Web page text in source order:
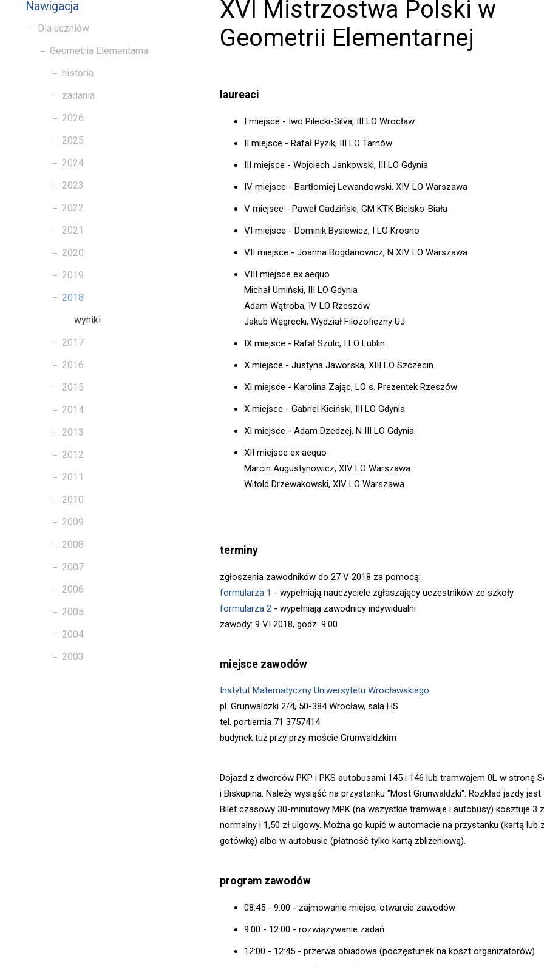
Nawigacja
Dla uczniów
Geometria Elementarna
historia
zadania
2026
2025
2024
2023
2022
2021
2020
2019
2018
wyniki
2017
2016
2015
2014
2013
2012
2011
2010
2009
2008
2007
2006
2005
2004
2003
XVI Mistrzostwa Polski w
Geometrii Elementarnej
laureaci
I miejsce - Iwo Pilecki-Silva, III LO Wrocław
II miejsce - Rafał Pyzik, III LO Tarnów
III miejsce - Wojciech Jankowski, III LO Gdynia
IV miejsce - Bartłomiej Lewandowski, XIV LO Warszawa
V miejsce - Paweł Gadziński, GM KTK Bielsko-Biała
VI miejsce - Dominik Bysiewicz, I LO Krosno
VII miejsce - Joanna Bogdanowicz, N XIV LO Warszawa
VIII miejsce ex aequo
Michał Umiński, III LO Gdynia
Adam Wątroba, IV LO Rzeszów
Jakub Węgrecki, Wydział Filozoficzny UJ
IX miejsce - Rafał Szulc, I LO Lublin
X miejsce - Justyna Jaworska, XIII LO Szczecin
XI miejsce - Karolina Zając, LO s. Prezentek Rzeszów
X miejsce - Gabriel Kiciński, III LO Gdynia
XI miejsce - Adam Dzedzej, N III LO Gdynia
XII miejsce ex aequo
Marcin Augustynowicz, XIV LO Warszawa
Witold Drzewakowski, XIV LO Warszawa
terminy
zgłoszenia zawodników do 27 V 2018 za pomocą:
formularza 1 - wypełniają nauczyciele zgłaszający uczestników ze szkoły
formularza 2 - wypełniają zawodnicy indywidualni
zawody: 9 VI 2018, godz. 9:00
miejsce zawodów
Instytut Matematyczny Uniwersytetu Wrocławskiego
pl. Grunwaldzki 2/4, 50-384 Wrocław, sala HS
tel. portiernia 71 3757414
budynek tuż przy przy moście Grunwaldzkim
Dojazd z dworców PKP i PKS autobusami 145 i 146 lub tramwajem 0L w stronę
i Biskupina. Należy wysiąść na przystanku "Most Grunwaldzki". Rozkład jazdy jest
Bilet czasowy 30-minutowy MPK (na wszystkie tramwaje i autobusy) kosztuje 3
normalny i 1,50 zł ulgowy. Można go kupić w automacie na przystanku (kartą lub
gotówkę) albo w autobusie (płatność tylko kartą zbliżeniową).
program zawodów
08:45 - 9:00 - zajmowanie miejsc, otwarcie zawodów
9:00 - 12:00 - rozwiązywanie zadań
12:00 - 12:45 - przerwa obiadowa (poczęstunek na koszt organizatorów)